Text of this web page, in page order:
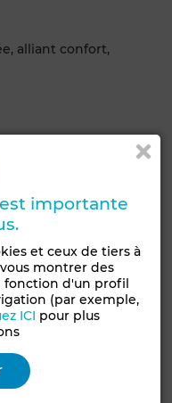
alliant confort,
Etat
Bon état / habitable
Orientation
Ouest
importante
et ceux de tiers à
montrer des
fonction d'un profil
(par exemple,
ICI pour plus